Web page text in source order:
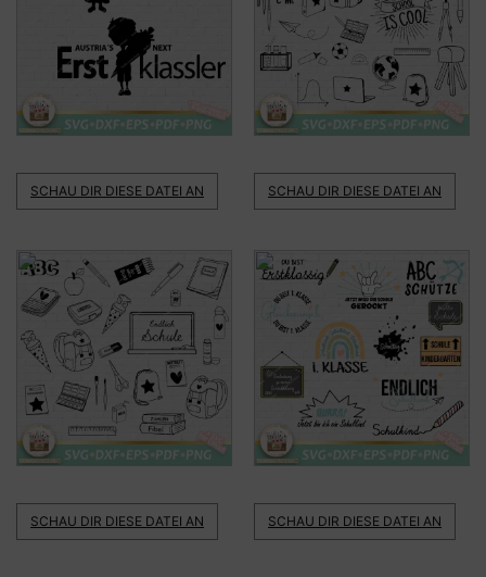
SCHAU DIR DIESE DATEI AN SCHAU DIR DIESE DATEI AN
SCHAU DIR DIESE DATEI AN SCHAU DIR DIESE DATEI AN